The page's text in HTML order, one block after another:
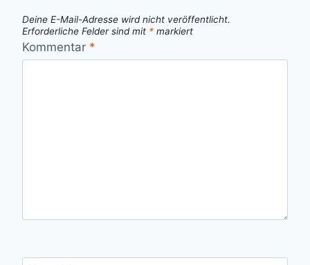
Deine E-Mail-Adresse wird nicht veröffentlicht.
Erforderliche Felder sind mit * markiert
Kommentar *